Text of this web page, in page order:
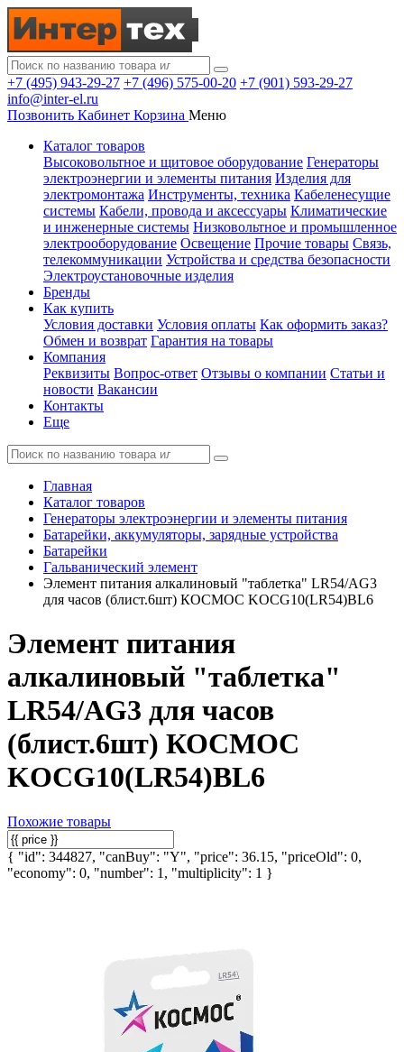
+7 (495) 943-29-27 +7 (496) 575-00-20 +7 (901) 593-29-27
info@inter-el.ru
Позвонить Кабинет Корзина Меню
Каталог товаров
Высоковольтное и щитовое оборудование Генераторы
электроэнергии и элементы питания Изделия для
электромонтажа Инструменты, техника Кабеленесущие
системы Кабели, провода и аксессуары Климатические
и инженерные системы Низковольтное и промышленное
электрооборудование Освещение Прочие товары Связь,
телекоммуникации Устройства и средства безопасности
Электроустановочные изделия
Бренды
Как купить
Условия доставки Условия оплаты Как оформить заказ?
Обмен и возврат Гарантия на товары
Компания
Реквизиты Вопрос-ответ Отзывы о компании Статьи и
новости Вакансии
Контакты
Еще
Главная
Каталог товаров
Генераторы электроэнергии и элементы питания
Батарейки, аккумуляторы, зарядные устройства
Батарейки
Гальванический элемент
Элемент питания алкалиновый "таблетка" LR54/AG3
для часов (блист.6шт) КОСМОС KOCG10(LR54)BL6
Элемент питания
алкалиновый "таблетка"
LR54/AG3 для часов
(блист.6шт) КОСМОС
KOCG10(LR54)BL6
Похожие товары
{ "id": 344827, "canBuy": "Y", "price": 36.15, "priceOld": 0,
"economy": 0, "number": 1, "multiplicity": 1 }